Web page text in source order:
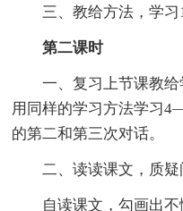
三、教给方法，学习
第二课时
一、复习上节课教给
用同样的学习方法学习
的第二和第三次对话。
二、读读课文，质疑
自读课文，勾画出不